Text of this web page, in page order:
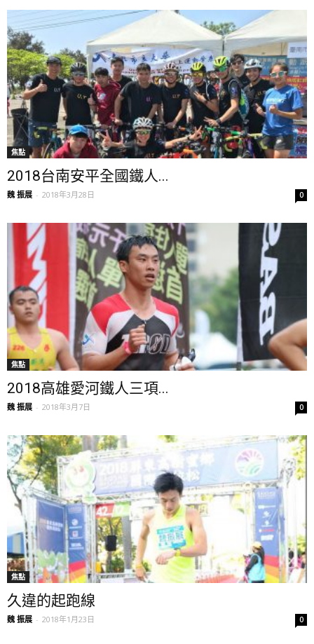
焦點
2018台南安平全國鐵人...
魏 振展 - 2018年3月28日 0
焦點
2018高雄愛河鐵人三項...
魏 振展 - 2018年3月7日 0
焦點
久違的起跑線
魏 振展 - 2018年1月23日 0